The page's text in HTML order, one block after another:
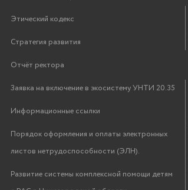
Этический кодекс
Стратегия развития
Отчёт ректора
Заявка на включение в экосистему УНТИ 20.35
Информационные ссылки
Порядок оформления и оплаты электронных
листов нетрудоспособности (ЭЛН).
Развитие системы комплексной помощи детям